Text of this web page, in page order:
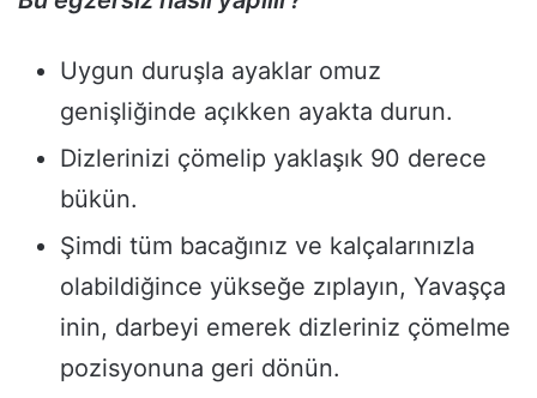
Uygun duruşla ayaklar omuz
genişliğinde açıkken ayakta durun.
Dizlerinizi çömelip yaklaşık 90 derece
bükün.
Şimdi tüm bacağınız ve kalçalarınızla
olabildiğince yükseğe zıplayın, Yavaşça
inin, darbeyi emerek dizleriniz çömelme
pozisyonuna geri dönün.